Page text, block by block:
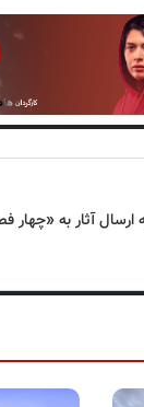
ارسال آثار به «چهار